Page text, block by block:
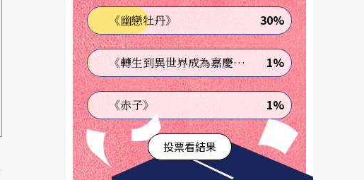
《幽戀牡丹》 30%
《轉生到異世界成為嘉慶君—發現我的祖先是詐騙集團!?》 1%
《赤子》 1%
投票看結果